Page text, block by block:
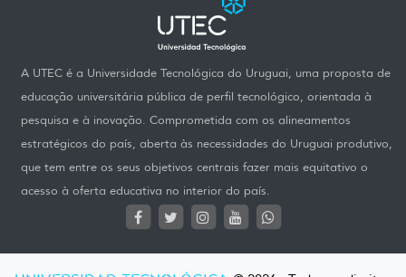
A UTEC é a Universidade Tecnológica do Uruguai, uma proposta de
educação universitária pública de perfil tecnológico, orientada à
pesquisa e à inovação. Comprometida com os alineamentos
estratégicos do país, aberta às necessidades do Uruguai produtivo,
que tem entre os seus objetivos centrais fazer mais equitativo o
acesso à oferta educativa no interior do país.